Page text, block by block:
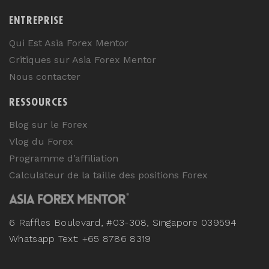
ENTREPRISE
Qui Est Asia Forex Mentor
Critiques sur Asia Forex Mentor
Nous contacter
RESSOURCES
Blog sur le Forex
Vlog du Forex
Programme d’affiliation
Calculateur de la taille des positions Forex
6 Raffles Boulevard, #03-308, Singapore 039594
Whatsapp Text: +65 8786 8319